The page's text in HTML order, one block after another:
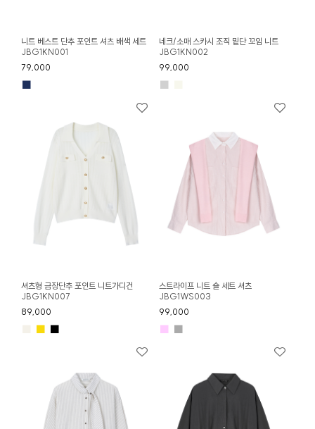
니트 베스트 단추 포인트 셔츠 배색 세트
JBG1KN001
79,000
■
네크/소매 스카시 조직 밑단 꼬임 니트
JBG1KN002
99,000
■
셔츠형 금장단추 포인트 니트가디건
JBG1KN007
89,000
■ ■
스트라이프 니트 숄 세트 셔츠
JBG1WS003
99,000
■ ■